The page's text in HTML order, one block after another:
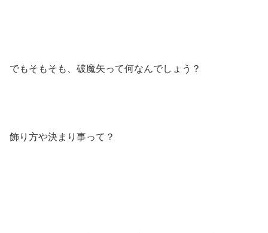
でもそもそも、破魔矢って何なんでしょう？
飾り方や決まり事って？